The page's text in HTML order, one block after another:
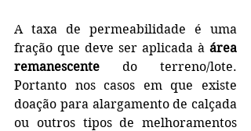
A taxa de permeabilidade é uma
fração que deve ser aplicada à área
remanescente do terreno/lote.
Portanto nos casos em que existe
doação para alargamento de calçada
ou outros tipos de melhoramentos